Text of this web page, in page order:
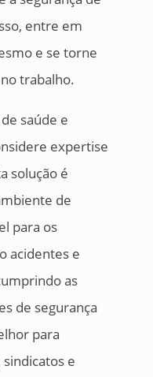
entre em
e se torne
trabalho.
saúde e
expertise
solução é
de
para os
acidentes e
as
de segurança
para
e